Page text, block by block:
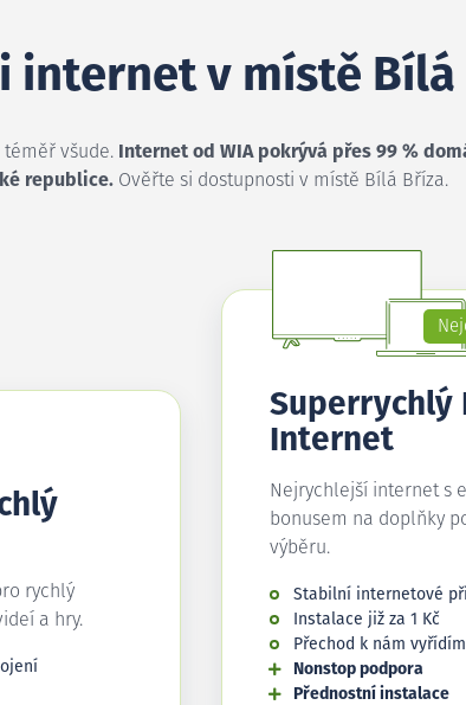
internet v místě Bílá
všude.
Internet od WIA pokrývá přes 99 %
republice. Ověřte si dostupnosti v místě Bílá Bříza.
rychlý
a hry.
Superrychlý
Internet
Nejrychlejší internet s
bonusem na doplňky
výběru.
Stabilní internetové
Instalace již za 1 Kč
Přechod k nám
Nonstop podpora
Přednostní instalace